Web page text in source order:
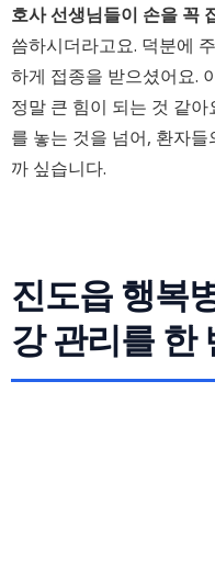
호사 선생님들이 손을 꼭
씀하시더라고요. 덕분에
하게 접종을 받으셨어요.
정말 큰 힘이 되는 것 같
를 놓는 것을 넘어, 환자
까 싶습니다.
진도읍 행복
강 관리를 한